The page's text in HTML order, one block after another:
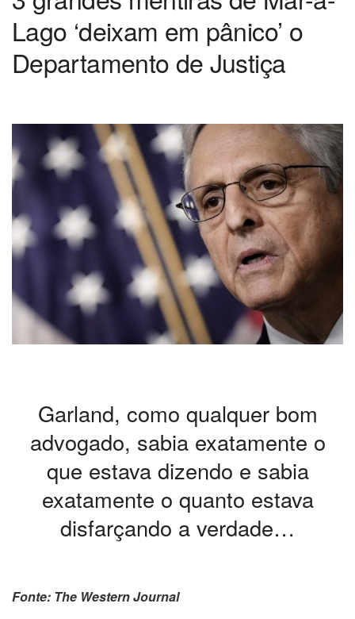
Lago ‘deixam em pânico’ o
Departamento de Justiça
Garland, como qualquer bom
advogado, sabia exatamente o
que estava dizendo e sabia
exatamente o quanto estava
disfarçando a verdade…
Fonte: The Western Journal